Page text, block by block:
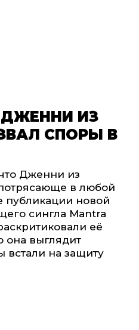
ИЗ
СПОРЫ В
Дженни из
в любой
публикации новой
сингла Mantra
её
она выглядит
встали на защиту